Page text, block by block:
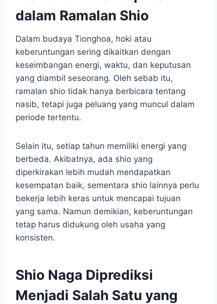
dalam Ramalan Shio
Dalam budaya Tionghoa, hoki atau
keberuntungan sering dikaitkan dengan
keseimbangan energi, waktu, dan keputusan
yang diambil seseorang. Oleh sebab itu,
ramalan shio tidak hanya berbicara tentang
nasib, tetapi juga peluang yang muncul dalam
periode tertentu.
Selain itu, setiap tahun memiliki energi yang
berbeda. Akibatnya, ada shio yang
diperkirakan lebih mudah mendapatkan
kesempatan baik, sementara shio lainnya perlu
bekerja lebih keras untuk mencapai tujuan
yang sama. Namun demikian, keberuntungan
tetap harus didukung oleh usaha yang
konsisten.
Shio Naga Diprediksi
Menjadi Salah Satu yang